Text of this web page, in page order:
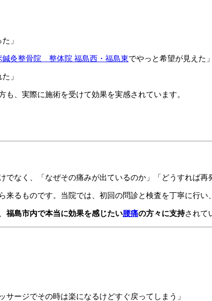
」
鍼灸整骨院 整体院 福島西・福島東でやっと希望が見えた
」
も、実際に施術を受けて効果を実感されています。
なく、「なぜその痛みが出ているのか」「どうすれば再
るものです。当院では、初回の問診と検査を丁寧に行
福島市内で本当に効果を感じたい腰痛の方々に支持されて
サージでその時は楽になるけどすぐ戻ってしまう」